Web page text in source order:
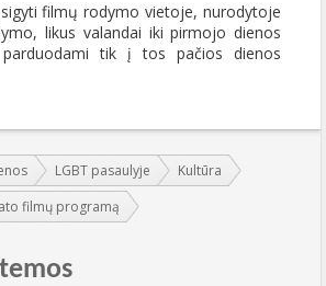
filmų rodymo vietoje, nurodytoje
likus valandai iki pirmojo dienos
parduodami tik į tos pačios dienos
LGBT pasaulyje
Kultūra
filmų programą